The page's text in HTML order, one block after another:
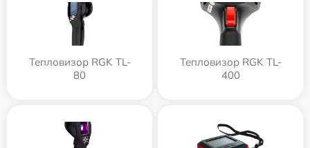
Тепловизор RGK TL-
80
Тепловизор RGK TL-
400